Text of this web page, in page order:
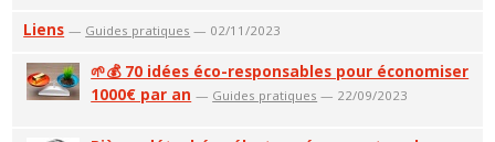
Liens — Guides pratiques — 02/11/2023
🌱💰 70 idées éco-responsables pour économiser
1000€ par an — Guides pratiques — 22/09/2023